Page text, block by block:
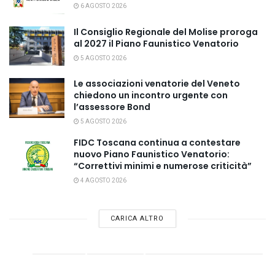
6 AGOSTO 2026
Il Consiglio Regionale del Molise proroga
al 2027 il Piano Faunistico Venatorio
5 AGOSTO 2026
Le associazioni venatorie del Veneto
chiedono un incontro urgente con
l’assessore Bond
5 AGOSTO 2026
FIDC Toscana continua a contestare
nuovo Piano Faunistico Venatorio:
“Correttivi minimi e numerose criticità”
4 AGOSTO 2026
CARICA ALTRO